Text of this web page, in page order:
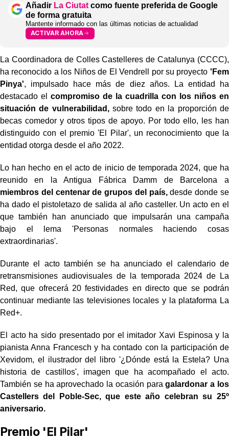
Añadir La Ciutat como fuente preferida de Google
de forma gratuita
Mantente informado con las últimas noticias de actualidad
ACTIVAR AHORA
La Coordinadora de Colles Castelleres de Catalunya (CCCC),
ha reconocido a los Niños de El Vendrell por su proyecto 'Fem
Pinya', impulsado hace más de diez años. La entidad ha
destacado el compromiso de la cuadrilla con los niños en
situación de vulnerabilidad,sobre todo en la proporción de
becas comedor y otros tipos de apoyo. Por todo ello, les han
distinguido con el premio 'El Pilar', un reconocimiento que la
entidad otorga desde el año 2022.
Lo han hecho en el acto de inicio de temporada 2024, que ha
reunido en la Antigua Fábrica Damm de Barcelona a
miembros del centenar de grupos del país,desde donde se
ha dado el pistoletazo de salida al año casteller. Un acto en el
que también han anunciado que impulsarán una campaña
bajo el lema 'Personas normales haciendo cosas
extraordinarias'.
Durante el acto también se ha anunciado el calendario de
retransmisiones audiovisuales de la temporada 2024 de La
Red, que ofrecerá 20 festividades en directo que se podrán
continuar mediante las televisiones locales y la plataforma La
Red+.
El acto ha sido presentado por el imitador Xavi Espinosa y la
pianista Anna Francesch y ha contado con la participación de
Xevidom, el ilustrador del libro '¿Dónde está la Estela? Una
historia de castillos', imagen que ha acompañado el acto.
También se ha aprovechado la ocasión paragalardonar a los
Castellers del Poble-Sec, que este año celebran su 25º
aniversario.
Premio 'El Pilar'